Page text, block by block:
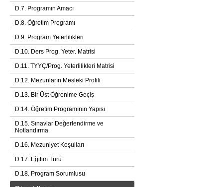
D.7. Programın Amacı
D.8. Öğretim Programı
D.9. Program Yeterlilikleri
D.10. Ders Prog. Yeter. Matrisi
D.11. TYYÇ/Prog. Yeterlilikleri Matrisi
D.12. Mezunların Mesleki Profili
D.13. Bir Üst Öğrenime Geçiş
D.14. Öğretim Programının Yapısı
D.15. Sınavlar Değerlendirme ve
Notlandırma
D.16. Mezuniyet Koşulları
D.17. Eğitim Türü
D.18. Program Sorumlusu